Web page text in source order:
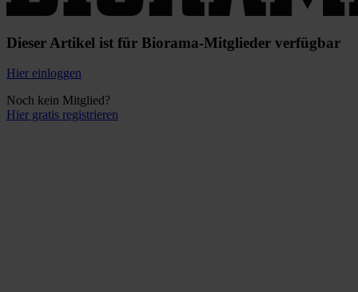
Dieser Artikel ist für Biorama-Mitglieder verfügbar
Hier einloggen
Noch kein Mitglied?
Hier gratis registrieren